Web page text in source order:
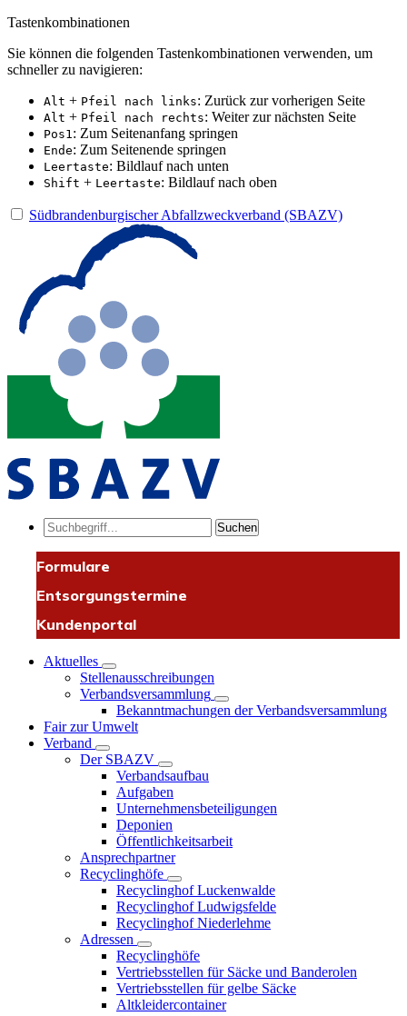
Tastenkombinationen
Sie können die folgenden Tastenkombinationen verwenden, um
schneller zu navigieren:
Alt + Pfeil nach links: Zurück zur vorherigen Seite
Alt + Pfeil nach rechts: Weiter zur nächsten Seite
Pos1: Zum Seitenanfang springen
Ende: Zum Seitenende springen
Leertaste: Bildlauf nach unten
Shift + Leertaste: Bildlauf nach oben
Südbrandenburgischer Abfallzweckverband (SBAZV)
Suchen
Formulare
Entsorgungstermine
Kundenportal
Aktuelles
Stellenausschreibungen
Verbandsversammlung
Bekanntmachungen der Verbandsversammlung
Fair zur Umwelt
Verband
Der SBAZV
Verbandsaufbau
Aufgaben
Unternehmensbeteiligungen
Deponien
Öffentlichkeitsarbeit
Ansprechpartner
Recyclinghöfe
Recyclinghof Luckenwalde
Recyclinghof Ludwigsfelde
Recyclinghof Niederlehme
Adressen
Recyclinghöfe
Vertriebsstellen für Säcke und Banderolen
Vertriebsstellen für gelbe Säcke
Altkleidercontainer